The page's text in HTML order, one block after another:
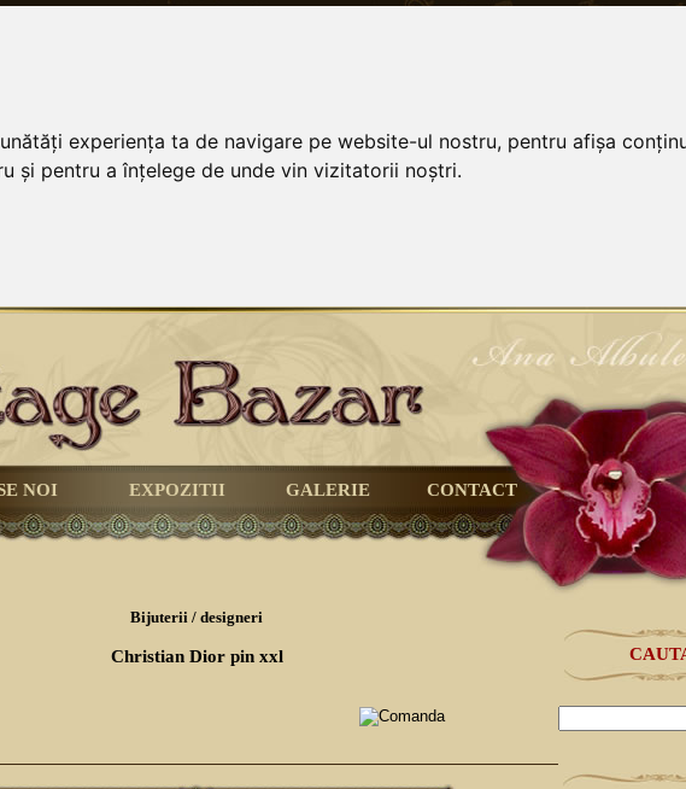
experiența ta de navigare pe website-ul nostru, pentru afișa
și pentru a înțelege de unde vin vizitatorii noștri.
NOI EXPOZITII GALERIE CONTACT
Bijuterii / designeri
Christian Dior pin xxl